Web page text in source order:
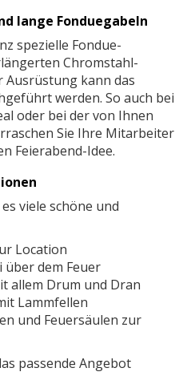
lange Fonduegabeln
spezielle Fondue-
Chromstahl-
Ausrüstung kann das
werden. So auch bei
oder bei der von Ihnen
Sie Ihre Mitarbeiter
Feierabend-Idee.
viele schöne und
Location
über dem Feuer
allem Drum und Dran
Lammfellen
und Feuersäulen zur
passende Angebot